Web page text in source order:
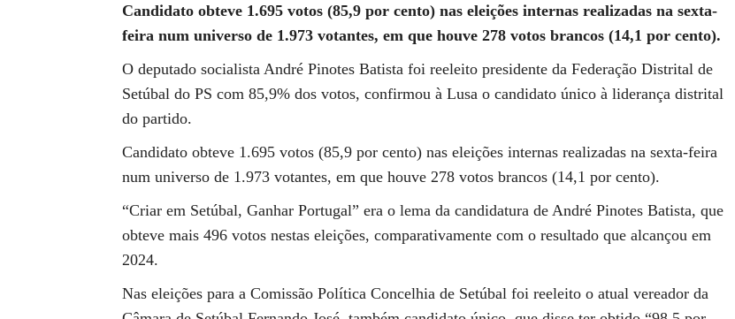
Candidato obteve 1.695 votos (85,9 por cento) nas eleições internas realizadas na sexta-
feira num universo de 1.973 votantes, em que houve 278 votos brancos (14,1 por cento).
O deputado socialista André Pinotes Batista foi reeleito presidente da Federação Distrital de
Setúbal do PS com 85,9% dos votos, confirmou à Lusa o candidato único à liderança distrital
do partido.
Candidato obteve 1.695 votos (85,9 por cento) nas eleições internas realizadas na sexta-feira
num universo de 1.973 votantes, em que houve 278 votos brancos (14,1 por cento).
“Criar em Setúbal, Ganhar Portugal” era o lema da candidatura de André Pinotes Batista, que
obteve mais 496 votos nestas eleições, comparativamente com o resultado que alcançou em
2024.
Nas eleições para a Comissão Política Concelhia de Setúbal foi reeleito o atual vereador da